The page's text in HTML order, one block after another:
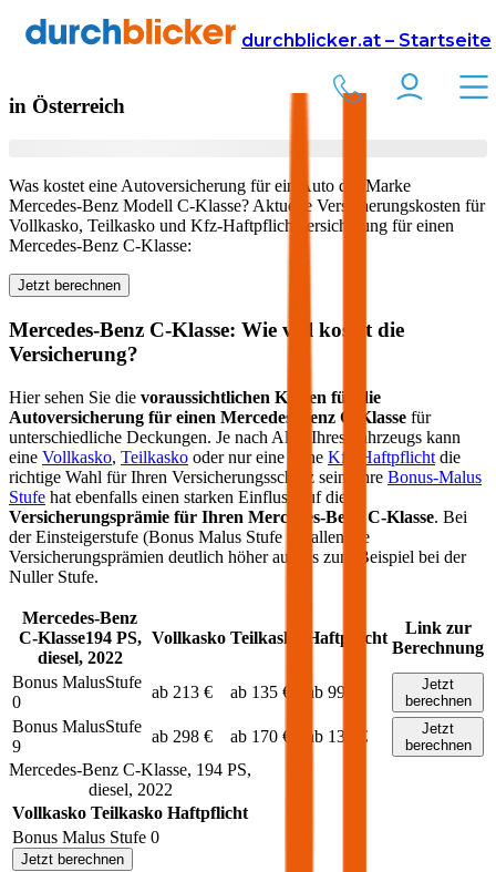
durchblicker.at – Startseite
Versicherung Autoversicherung Mercedes-Benz
Mercedes-Benz C-Klasse
in Österreich
Was kostet eine Autoversicherung für ein Auto der Marke
Mercedes-Benz Modell C-Klasse? Aktuelle Versicherungskosten für
Vollkasko, Teilkasko und Kfz-Haftpflichtversicherung für einen
Mercedes-Benz C-Klasse:
Jetzt berechnen
Mercedes-Benz C-Klasse: Wie viel kostet die
Versicherung?
Hier sehen Sie die voraussichtlichen Kosten für die
Autoversicherung für einen Mercedes-Benz C-Klasse für
unterschiedliche Deckungen. Je nach Alter Ihres Fahrzeugs kann
eine Vollkasko, Teilkasko oder nur eine reine Kfz-Haftpflicht die
richtige Wahl für Ihren Versicherungsschutz sein. Ihre Bonus-Malus
Stufe hat ebenfalls einen starken Einfluss auf die
Versicherungsprämie für Ihren Mercedes-Benz C-Klasse. Bei
der Einsteigerstufe (Bonus Malus Stufe 9) fallen die
Versicherungsprämien deutlich höher aus als zum Beispiel bei der
Nuller Stufe.
Mercedes-Benz
C-Klasse194PS,
diesel, 2022
Vollkasko Teilkasko Haftpflicht
Link zur
Berechnung
Bonus MalusStufe
0
ab 213 € ab 135 € ab 99 €
Jetzt
berechnen
Bonus MalusStufe
9
ab 298 € ab 170 € ab 134 €
Jetzt
berechnen
Mercedes-Benz C-Klasse, 194 PS,
diesel, 2022
Vollkasko Teilkasko Haftpflicht
Bonus Malus Stufe 0
Jetzt berechnen